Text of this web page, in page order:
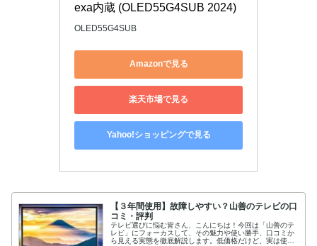
exa内蔵 (OLED55G4SUB 2024)
OLED55G4SUB
Amazonで見る
楽天市場で見る
Yahoo!ショッピングで見る
【３年間使用】故障しやすい？山善のテレビの口
コミ・評判
テレビ選びに悩む皆さん、こんにちは！今回は「山善のテ
レビ」にフォーカスして、その魅力や使い勝手、口コミか
ら見える実態を徹底解説します。低価格だけど、実は使い